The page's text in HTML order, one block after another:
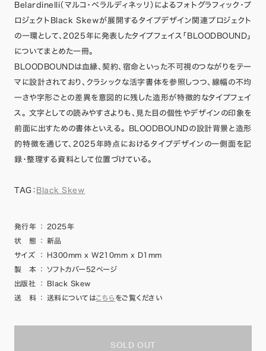
Belardinelli（マルコ・ベラルディネッリ）によるフォトグラフィック・プ
ロジェクトBlack Skewが展開するタイプデザイン関連プロジェクト
の一環として、2025年に発表したタイプフェイス「BLOODBOUND」
についてまとめた一冊。
BLOODBOUNDは血縁、契約、宿命といった不可視のつながりをテー
マに設計されており、クラシックな活字書体を参照しつつ、線幅の不均
一さや字形ごとの差異を意図的に残した造形が特徴的なタイプフェイ
ス。 文字としての読みやすさよりも、見た目の個性やデザインの印象を
前面に出すための書体といえる。 BLOODBOUNDの設計背景と造形
的特徴を通じて、2025年時点におけるタイプデザインの一側面を記
録・整理する資料として位置づけている。
TAG： Black Skew
発行年 ：
2025年
状 態
：
新品
サイズ
：
H300mm x W210mm x D1mm
製 本
：
ソフトカバー52ページ
出版社
：
Black Skew
送 料
： 送料についてはこちら をご覧ください
SOLD OUT